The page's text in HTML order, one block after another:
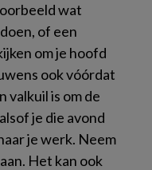
wat
of een
om je hoofd
ook vóórdat
valkuil is om de
je die avond
je werk. Neem
Het kan ook